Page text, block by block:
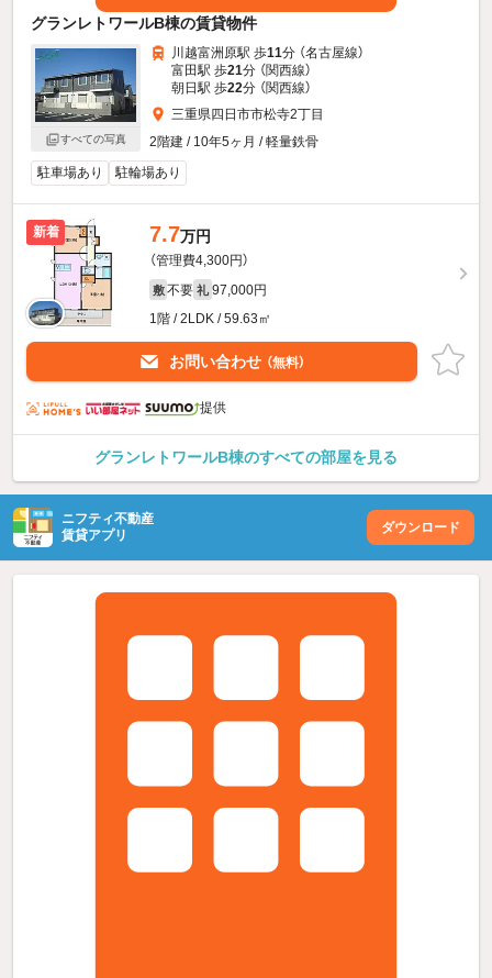
グランレトワールB棟の賃貸物件
すべての写真
川越富洲原駅 歩11分 （名古屋線）
富田駅 歩21分 （関西線）
朝日駅 歩22分 （関西線）
三重県四日市市松寺2丁目
2階建 / 10年5ヶ月 / 軽量鉄骨
駐車場あり
駐輪場あり
新着 7.7万円
（管理費4,300円）
敷 不要 礼 97,000円
1階 / 2LDK / 59.63㎡
お問い合わせ （無料）
提供
グランレトワールB棟のすべての部屋を見る
ニフティ不動産
賃貸アプリ
ダウンロード